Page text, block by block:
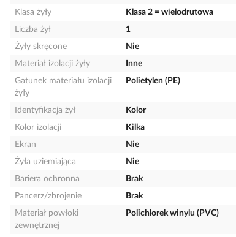
Klasa żyły
Klasa 2 = wielodrutowa
Liczba żył
1
Żyły skręcone
Nie
Materiał izolacji żyły
Inne
Gatunek materiału izolacji
żyły
Polietylen (PE)
Identyfikacja żył
Kolor
Kolor izolacji
Kilka
Ekran
Nie
Żyła uziemiająca
Nie
Bariera ochronna
Brak
Pancerz/zbrojenie
Brak
Materiał powłoki
zewnętrznej
Polichlorek winylu (PVC)